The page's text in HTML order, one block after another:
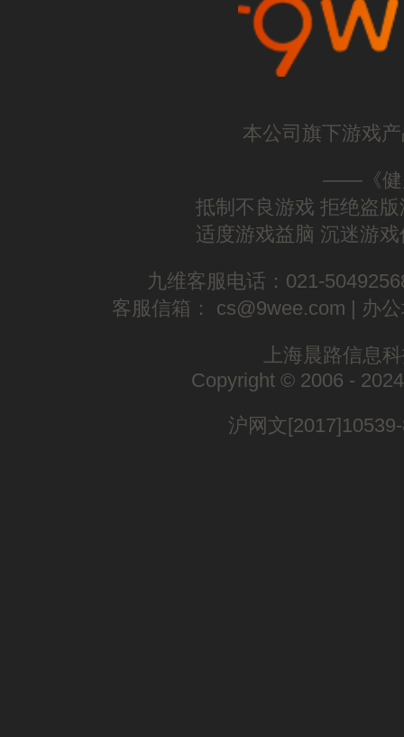
本公司旗下游戏
——《健
抵制不良游戏 拒绝盗
适度游戏益脑 沉迷游
九维客服电话：021-
客服信箱： cs@9wee.com | 办
上海晨路信息
Copyright © 2006 -
沪网文